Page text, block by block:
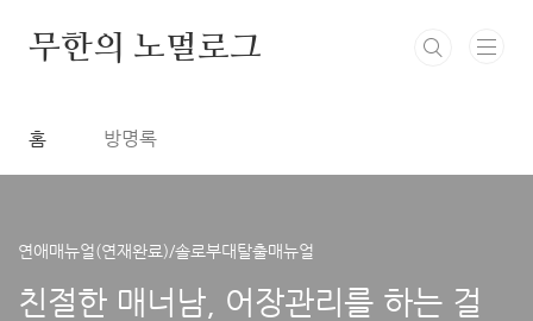
무한의 노멀로그
홈 방명록
연애매뉴얼(연재완료)/솔로부대탈출매뉴얼
친절한 매너남, 어장관리를 하는 걸